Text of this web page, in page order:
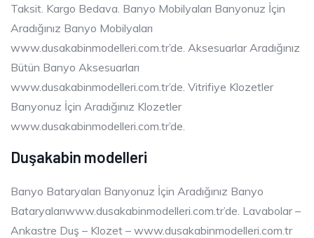
Taksit. Kargo Bedava. Banyo Mobilyaları Banyonuz İçin
Aradığınız Banyo Mobilyaları
www.dusakabinmodelleri.com.tr’de. Aksesuarlar Aradığınız
Bütün Banyo Aksesuarları
www.dusakabinmodelleri.com.tr’de. Vitrifiye Klozetler
Banyonuz İçin Aradığınız Klozetler
www.dusakabinmodelleri.com.tr’de.
Duşakabin modelleri
Banyo Bataryaları Banyonuz İçin Aradığınız Banyo
Bataryalarıwww.dusakabinmodelleri.com.tr’de. Lavabolar –
Ankastre Duş – Klozet – www.dusakabinmodelleri.com.tr